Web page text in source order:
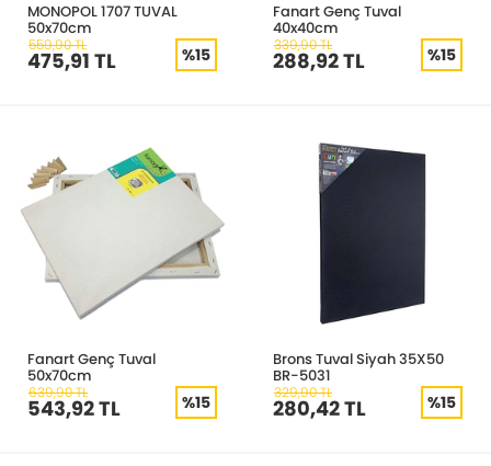
MONOPOL 1707 TUVAL
50x70cm
559,90 TL
475,91 TL %15
Fanart Genç Tuval
40x40cm
339,90 TL
288,92 TL %15
Fanart Genç Tuval
50x70cm
639,90 TL
543,92 TL %15
Brons Tuval Siyah 35X50
BR-5031
329,90 TL
280,42 TL %15